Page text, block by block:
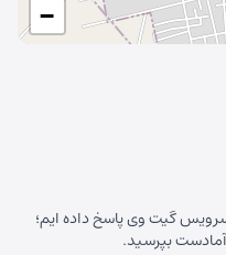
−
گیت وی پاسخ داده ایم؛
آمادست بپرسید.